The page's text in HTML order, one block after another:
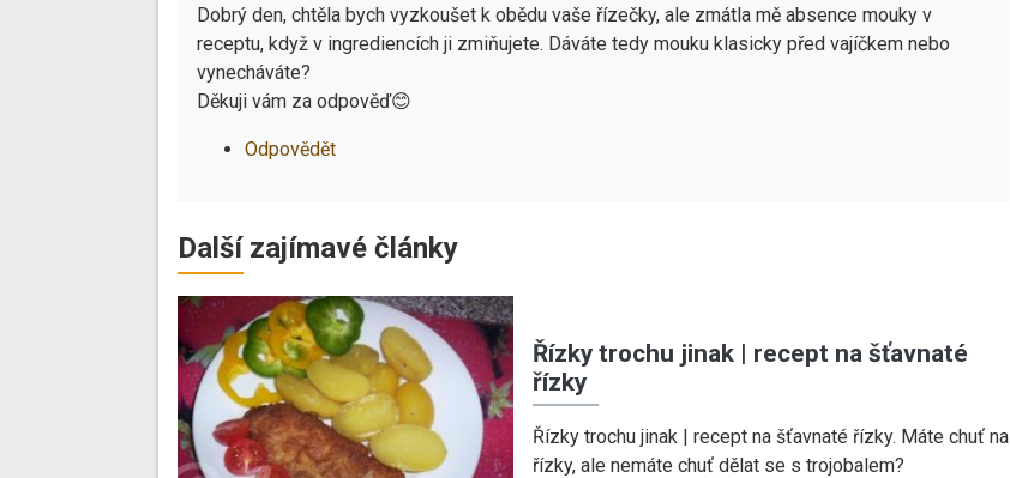
Dobrý den, chtěla bych vyzkoušet k obědu vaše řízečky, ale zmátla mě absence mouky v
receptu, když v ingrediencích ji zmiňujete. Dáváte tedy mouku klasicky před vajíčkem nebo
vynecháváte?
Děkuji vám za odpověď😊
Odpovědět
Další zajímavé články
Řízky trochu jinak | recept na šťavnaté
řízky
Řízky trochu jinak | recept na šťavnaté řízky. Máte chuť na
řízky, ale nemáte chuť dělat se s trojobalem?